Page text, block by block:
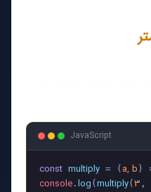
JavaScript
const multiply = ( a, b
console . log ( multiply( 3 ,